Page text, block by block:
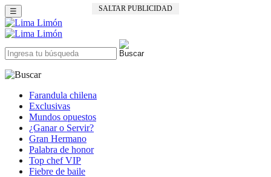
SALTAR PUBLICIDAD
☰
Farandula chilena
Exclusivas
Mundos opuestos
¿Ganar o Servir?
Gran Hermano
Palabra de honor
Top chef VIP
Fiebre de baile